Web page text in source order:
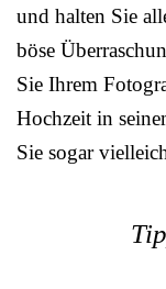
und halten Sie
böse
Sie Ihrem
Hochzeit in
Sie sogar